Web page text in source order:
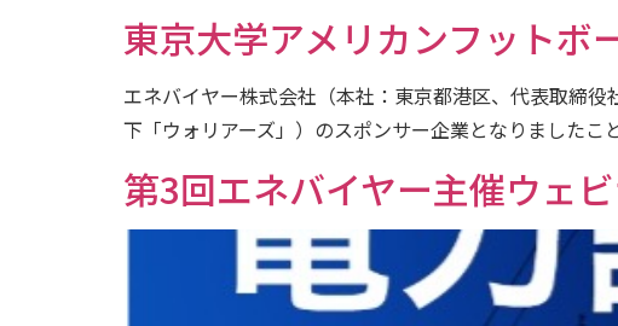
東京大学アメリカンフットボ
エネバイヤー株式会社（本社：東京都港区、代表取締
下「ウォリアーズ」）のスポンサー企業となりました
第3回エネバイヤー主催ウェ